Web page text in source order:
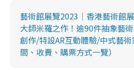
藝術館展覽2023｜香港藝術館
大師米羅之作！逾90件抽象藝
創作/特設AR互動體驗/中式藝
間、收費、購票方式一覽）